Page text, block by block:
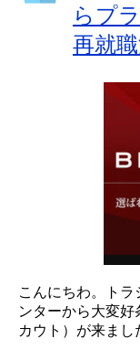
らプ
再就職
こんにちわ。ト
ンターから大変
カウト）が来まし